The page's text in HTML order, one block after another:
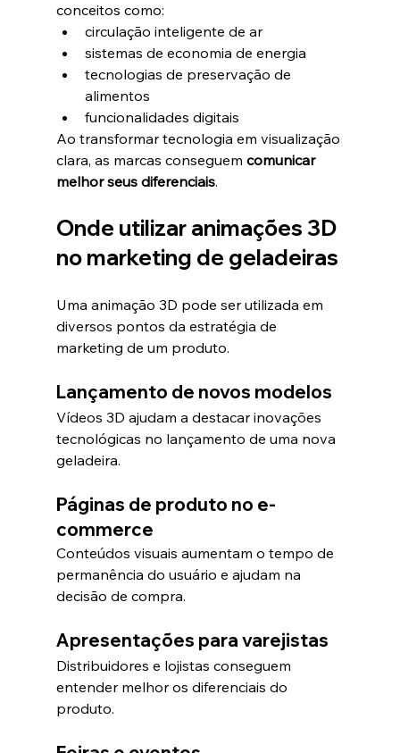
conceitos como:
circulação inteligente de ar
sistemas de economia de energia
tecnologias de preservação de
alimentos
funcionalidades digitais
Ao transformar tecnologia em visualização
clara, as marcas conseguem comunicar
melhor seus diferenciais.
Onde utilizar animações 3D
no marketing de geladeiras
Uma animação 3D pode ser utilizada em
diversos pontos da estratégia de
marketing de um produto.
Lançamento de novos modelos
Vídeos 3D ajudam a destacar inovações
tecnológicas no lançamento de uma nova
geladeira.
Páginas de produto no e-
commerce
Conteúdos visuais aumentam o tempo de
permanência do usuário e ajudam na
decisão de compra.
Apresentações para varejistas
Distribuidores e lojistas conseguem
entender melhor os diferenciais do
produto.